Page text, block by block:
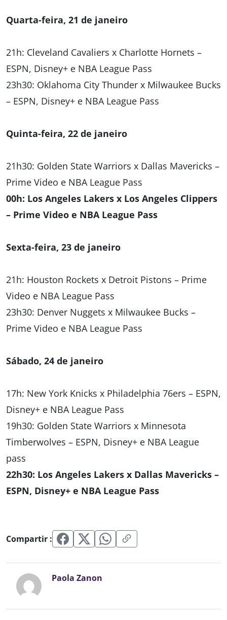
Quarta-feira, 21 de janeiro
21h: Cleveland Cavaliers x Charlotte Hornets –
ESPN, Disney+ e NBA League Pass
23h30: Oklahoma City Thunder x Milwaukee Bucks
– ESPN, Disney+ e NBA League Pass
Quinta-feira, 22 de janeiro
21h30: Golden State Warriors x Dallas Mavericks –
Prime Video e NBA League Pass
00h: Los Angeles Lakers x Los Angeles Clippers
– Prime Video e NBA League Pass
Sexta-feira, 23 de janeiro
21h: Houston Rockets x Detroit Pistons – Prime
Video e NBA League Pass
23h30: Denver Nuggets x Milwaukee Bucks –
Prime Video e NBA League Pass
Sábado, 24 de janeiro
17h: New York Knicks x Philadelphia 76ers – ESPN,
Disney+ e NBA League Pass
19h30: Golden State Warriors x Minnesota
Timberwolves – ESPN, Disney+ e NBA League
pass
22h30: Los Angeles Lakers x Dallas Mavericks –
ESPN, Disney+ e NBA League Pass
Compartir :
Paola Zanon